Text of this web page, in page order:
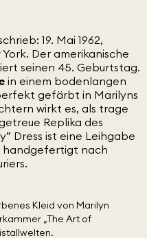
19. Mai 1962,
York. Der amerikanische
seinen 45. Geburtstag.
in einem bodenlangen
gefärbt in Marilyns
wirkt es, als trage
Replika des
Dress ist eine Leihgabe
handgefertigt nach